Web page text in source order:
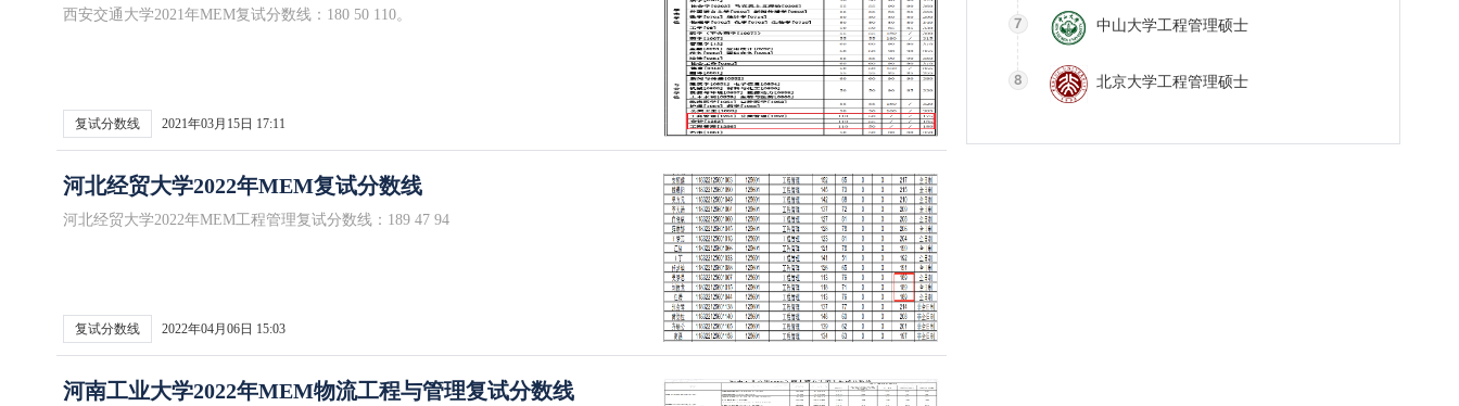
西安交通大学2021年MEM复试分数线：180 50 110。
复试分数线 2021年03月15日 17:11
河北经贸大学2022年MEM复试分数线
河北经贸大学2022年MEM工程管理复试分数线：189 47 94
复试分数线 2022年04月06日 15:03
河南工业大学2022年MEM物流工程与管理复试分数线
中山大学工程管理硕士
北京大学工程管理硕士